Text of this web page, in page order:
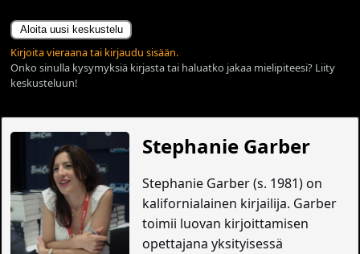
Aloita uusi keskustelu
Kirjoita vieraana tai kirjaudu sisään.
Onko sinulla kysymyksiä kirjasta tai haluatko jakaa mielipiteesi? Liity
keskusteluun!
Stephanie Garber
Stephanie Garber (s. 1981) on
kalifornialainen kirjailija. Garber
toimii luovan kirjoittamisen
opettajana yksityisessä